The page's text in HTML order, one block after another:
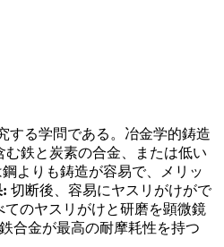
する学問である。冶金学的鋳造
鉄と炭素の合金、または低い
よりも鋳造が容易で、メリッ
: 切断後、容易にヤスリがけがで
のヤスリがけと研磨を顕微鏡
合金が最高の耐摩耗性を持つ